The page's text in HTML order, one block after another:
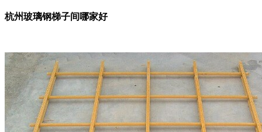
杭州玻璃钢梯子间哪家好